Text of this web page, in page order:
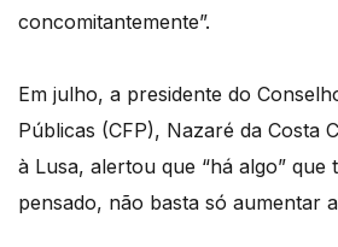
concomitantemente”.
Em julho, a presidente do
Públicas (CFP), Nazaré da Costa
à Lusa, alertou que “há algo” que
pensado, não basta só aumentar a